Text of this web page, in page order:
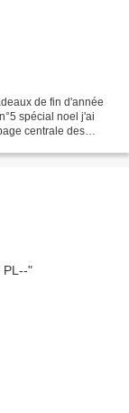
de fin d'année
spécial noel j'ai
centrale des